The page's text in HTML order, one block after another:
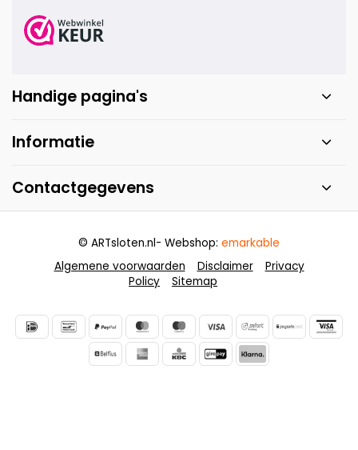
Handige pagina's
Informatie
Contactgegevens
Algemene voorwaarden Disclaimer
Privacy
Policy
Sitemap
© ARTsloten.nl- Webshop: emarkable